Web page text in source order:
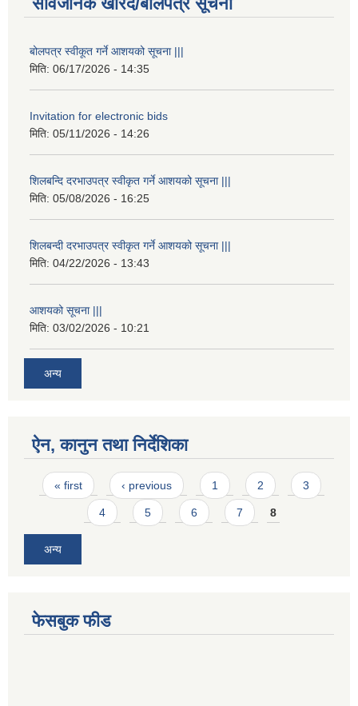
बोलपत्र स्वीकूत गर्ने आशयको सूचना |||
मिति: 06/17/2026 - 14:35
Invitation for electronic bids
मिति: 05/11/2026 - 14:26
शिलबन्दि दरभाउपत्र स्वीकृत गर्ने आशयको सूचना |||
मिति: 05/08/2026 - 16:25
शिलबन्दी दरभाउपत्र स्वीकृत गर्ने आशयको सूचना |||
मिति: 04/22/2026 - 13:43
आशयको सूचना |||
मिति: 03/02/2026 - 10:21
अन्य
ऐन, कानुन तथा निर्देशिका
Pages
« first ‹ previous 1 2 3
4 5 6 7 8
अन्य
फेसबुक फीड